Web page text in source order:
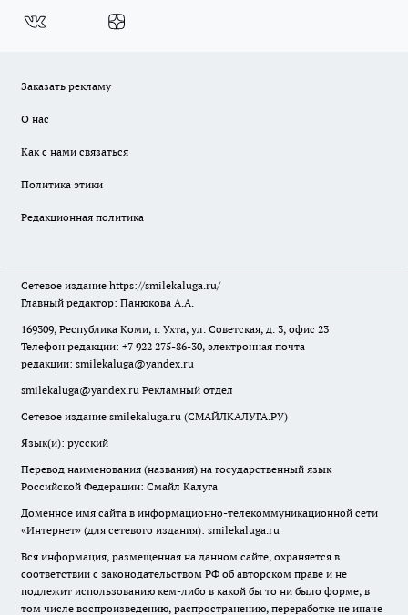
Заказать рекламу
О нас
Как с нами связаться
Политика этики
Редакционная политика
Сетевое издание https://smilekaluga.ru/
Главный редактор: Панюкова А.А.
169309, Республика Коми, г. Ухта, ул. Советская, д. 3, офис 23
Телефон редакции: +7 922 275-86-30, электронная почта
редакции: smilekaluga@yandex.ru
smilekaluga@yandex.ru Рекламный отдел
Сетевое издание smilekaluga.ru (СМАЙЛКАЛУГА.РУ)
Язык(и): русский
Перевод наименования (названия) на государственный язык
Российской Федерации: Смайл Калуга
Доменное имя сайта в информационно-телекоммуникационной сети
«Интернет» (для сетевого издания): smilekaluga.ru
Вся информация, размещенная на данном сайте, охраняется в
соответствии с законодательством РФ об авторском праве и не
подлежит использованию кем-либо в какой бы то ни было форме, в
том числе воспроизведению, распространению, переработке не иначе